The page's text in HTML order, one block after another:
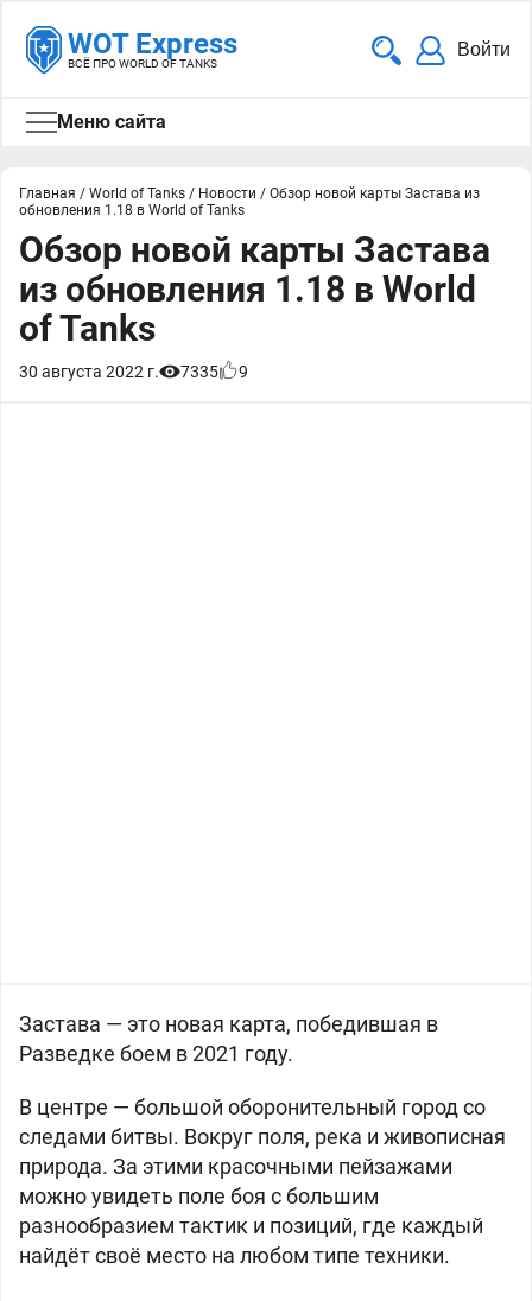
WOT Express
ВСЁ ПРО WORLD OF TANKS
Войти
Меню сайта
Главная / World of Tanks / Новости / Обзор новой карты Застава из
обновления 1.18 в World of Tanks
Обзор новой карты Застава
из обновления 1.18 в World
of Tanks
30 августа 2022 г. 7335 9
Застава — это новая карта, победившая в
Разведке боем в 2021 году.
В центре — большой оборонительный город со
следами битвы. Вокруг поля, река и живописная
природа. За этими красочными пейзажами
можно увидеть поле боя с большим
разнообразием тактик и позиций, где каждый
найдёт своё место на любом типе техники.